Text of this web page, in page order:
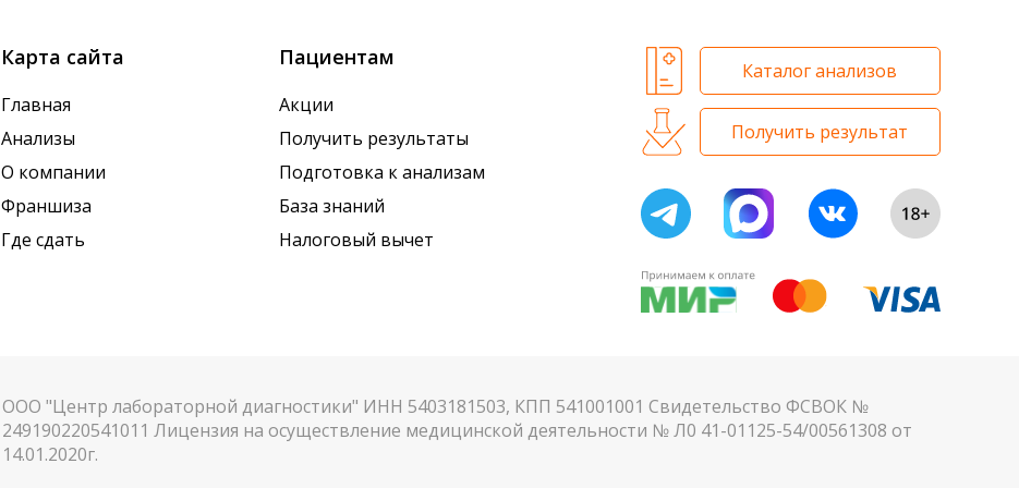
Карта сайта
Главная
Анализы
О компании
Франшиза
Где сдать
Пациентам
Акции
Получить результаты
Подготовка к анализам
База знаний
Налоговый вычет
Каталог анализов
Получить результат
ООО "Центр лабораторной диагностики" ИНН 5403181503, КПП 541001001 Свидетельство ФСВОК №
249190220541011 Лицензия на осуществление медицинской деятельности № Л0 41-01125-54/00561308 от
14.01.2020г.